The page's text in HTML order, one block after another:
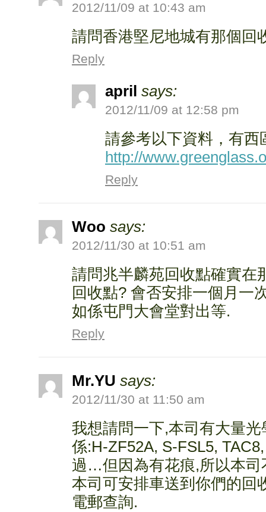
2012/11/09 at 10:43 am
請問香港堅尼地城有那個回
Reply
april says:
2012/11/09 at 12:58 pm
請參考以下資料，有
http://
Reply
Woo says:
2012/11/30 at 10:51 am
請問兆半麟苑回收點確實在
回收點? 會否安排一個月一
如係屯門大會堂對出等.
Reply
Mr.YU says:
2012/11/30 at 11:50 am
我想請問一下,本司有大量
係:H-ZF52A, S-FSL5,
過…但因為有花痕,所以本司
本司可安排車送到你們的回
電郵查詢.